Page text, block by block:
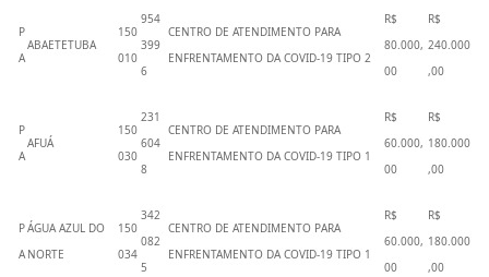
P
A
ABAETETUBA
150
010
954
399
6
CENTRO DE ATENDIMENTO PARA
ENFRENTAMENTO DA COVID-19 TIPO 2
R$
80.000,
00
R$
240.000
,00
P
A
AFUÁ
150
030
231
604
8
CENTRO DE ATENDIMENTO PARA
ENFRENTAMENTO DA COVID-19 TIPO 1
R$
60.000,
00
R$
180.000
,00
P
A
ÁGUA AZUL DO
NORTE
150
034
342
082
5
CENTRO DE ATENDIMENTO PARA
ENFRENTAMENTO DA COVID-19 TIPO 1
R$
60.000,
00
R$
180.000
,00